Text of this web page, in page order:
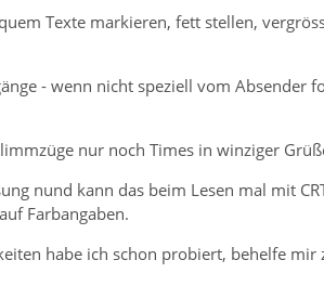
Texte markieren, fett stellen,
- wenn nicht speziell vom
nur noch Times in winziger
nund kann das beim Lesen mal mit
Farbangaben.
habe ich schon probiert, behelfe